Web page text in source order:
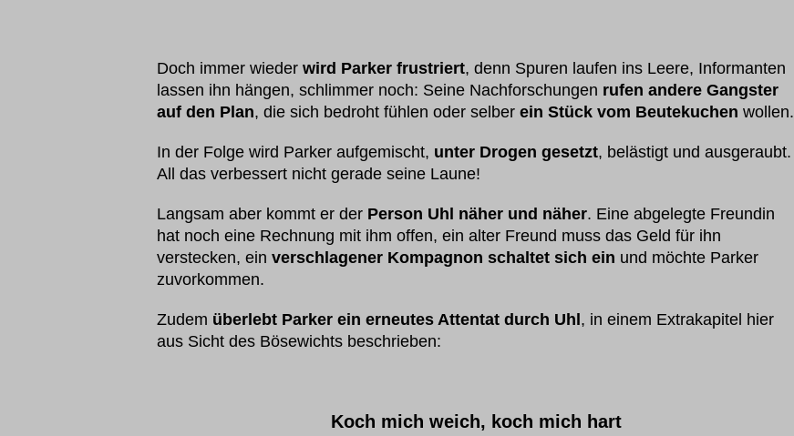
Doch immer wieder wird Parker frustriert, denn Spuren laufen ins Leere, Informanten
lassen ihn hängen, schlimmer noch: Seine Nachforschungen rufen andere Gangster
auf den Plan, die sich bedroht fühlen oder selber ein Stück vom Beutekuchen wollen.
In der Folge wird Parker aufgemischt, unter Drogen gesetzt, belästigt und ausgeraubt.
All das verbessert nicht gerade seine Laune!
Langsam aber kommt er der Person Uhl näher und näher. Eine abgelegte Freundin
hat noch eine Rechnung mit ihm offen, ein alter Freund muss das Geld für ihn
verstecken, ein verschlagener Kompagnon schaltet sich ein und möchte Parker
zuvorkommen.
Zudem überlebt Parker ein erneutes Attentat durch Uhl, in einem Extrakapitel hier
aus Sicht des Bösewichts beschrieben:
Koch mich weich, koch mich hart